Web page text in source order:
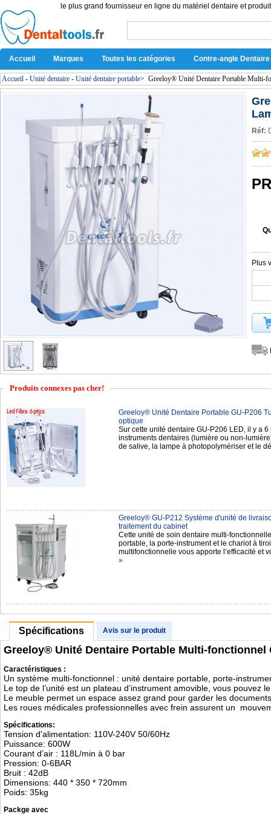
le plus grand fournisseur en ligne du matériel dentaire et
Accueil Marques Toutes les catégories Contre-angle Dentaire
Accueil - Unité dentaire - Unité dentaire portable> Greeloy® Unité Dentaire Portable Multi-
Réf:
Plus
Produits connexes pas cher!
Greeloy® Unité Dentaire Portable GU-P206
optique
Sur cette unité dentaire GU-P206 LED, il y a
instruments dentaires (lumière ou non-
de salive, la lampe à photopolymériser et le
Greeloy® GU-P212 Système d'unité de
traitement du cabinet
Cette unité de soin dentaire multi-
portable, la porte-instrument et le chariot à
multifonctionnelle vous apporte l’efficacité et
»
Spécifications Avis sur le produit
Greeloy® Unité Dentaire Portable Multi-fonctionnel
Caractéristiques :
Un système multi-fonctionnel : unité dentaire portable, porte-
Le top de l’unité est un plateau d’instrument amovible, vous pouvez
Le meuble permet un espace assez grand pour garder les
Les roues médicales professionnelles avec frein assurent un
Spécifications:
Tension d'alimentation: 110V-240V 50/60Hz
Puissance: 600W
Courant d’air : 118L/min à 0 bar
Pression: 0-6BAR
Bruit : 42dB
Dimensions: 440 * 350 * 720mm
Poids: 35kg
Packge avec